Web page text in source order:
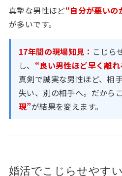
真摯な男性ほど“自分が悪いの
が多いです。
17年間の現場知見： こじら
し、 “良い男性ほど早く離
真剣で誠実な男性ほど、相
失い、別の相手へ。だから
現”が結果を変えます。
婚活でこじらせやす